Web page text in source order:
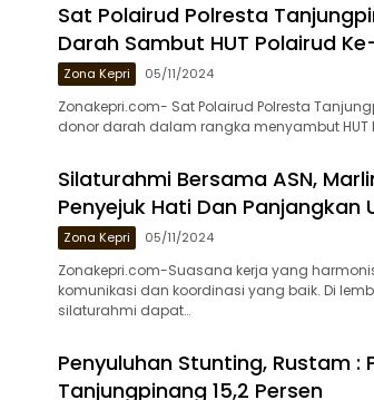
Sat Polairud Polresta
Darah Sambut HUT Polairud
Zona Kepri 05/11/2024
Zonakepri.com- Sat Polairud Polresta
donor darah dalam rangka menyambut HUT
Silaturahmi Bersama ASN,
Penyejuk Hati Dan Panjangkan
Zona Kepri 05/11/2024
Zonakepri.com-Suasana kerja yang
komunikasi dan koordinasi yang baik. Di
silaturahmi dapat…
Penyuluhan Stunting, Rustam :
Tanjungpinang 15,2 Persen